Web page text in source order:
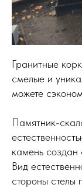
Гранитные
смелые и
можете
Памятник-
камень создан
Вид
стороны стелы